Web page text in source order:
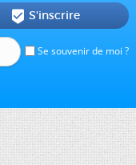
Se souvenir de moi ?
 S'inscrire